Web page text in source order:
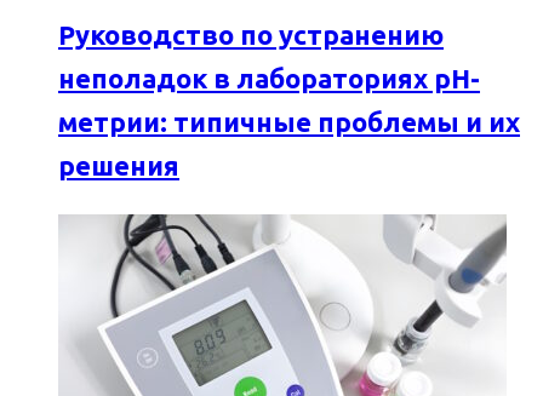
Руководство по устранению
неполадок в лабораториях pH-
метрии: типичные проблемы и их
решения